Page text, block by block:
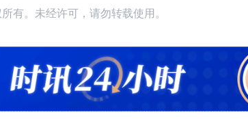
有。未经许可，请勿转载使用。